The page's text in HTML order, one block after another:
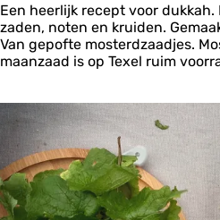
p
m
e
t
e
e
t
j
e
D
u
k
k
n
m
o
s
t
Een heerlijk recept voor
zaden, noten en kruiden.
Van gepofte mosterdzaadjes.
maanzaad is op Texel ruim